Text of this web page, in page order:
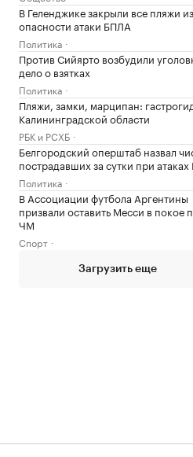
В Геленджике закрыли все пляжи
опасности атаки БПЛА
Политика
Против Сийярто возбудили
дело о взятках
Политика
Пляжи, замки, марципан:
Калининградской области
РБК и РСХБ
Белгородский оперштаб назвал
пострадавших за сутки при
Политика
В Ассоциации футбола Аргентины
призвали оставить Месси в покое
ЧМ
Спорт
Загрузить еще